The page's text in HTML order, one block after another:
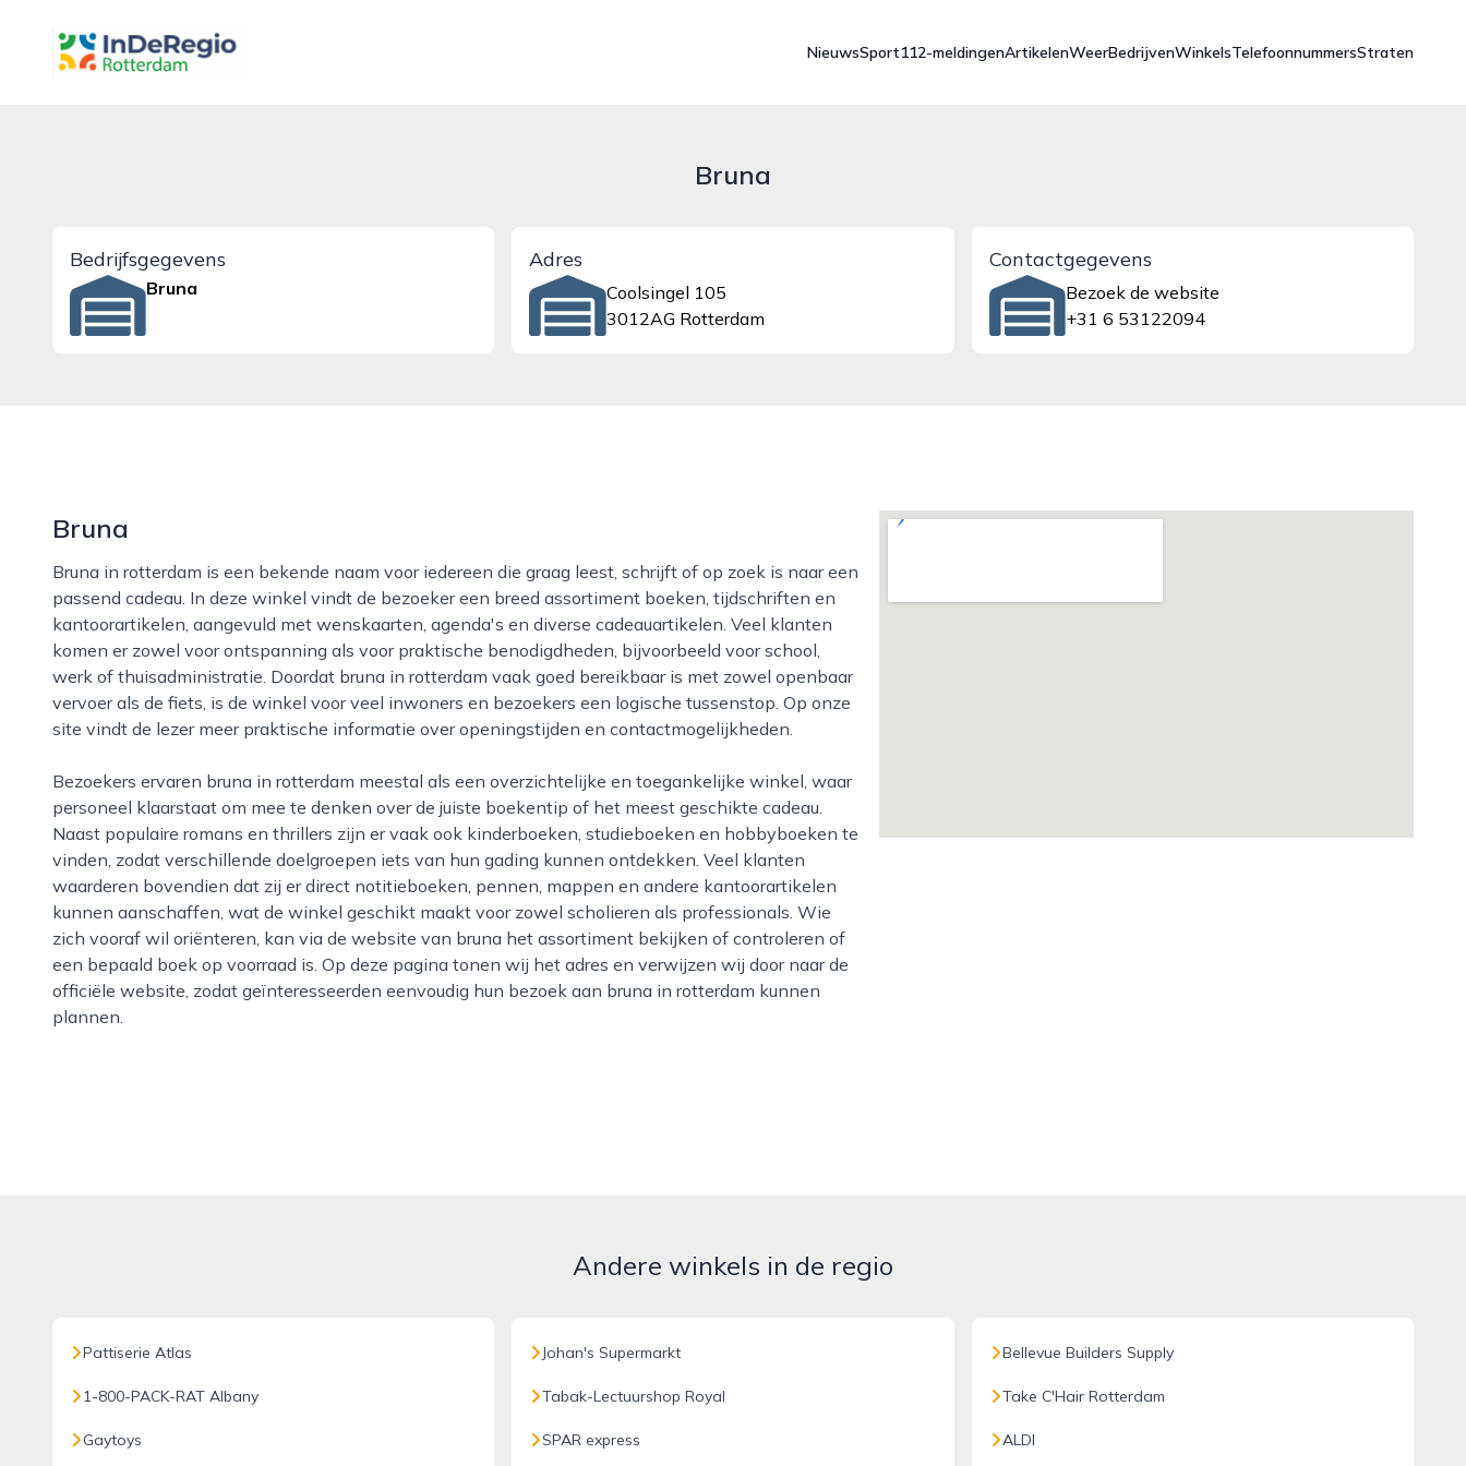
inderegiorotterdam.nl
NieuwsSport112-meldingenArtikelenWeerBedrijvenWinkelsTelefoonnummersStraten
Bruna
Bedrijfsgegevens
Bruna
Adres
Coolsingel 105
3012AG Rotterdam
Contactgegevens
Bezoek de website
+31 6 53122094
Bruna
Bruna in rotterdam is een bekende naam voor iedereen die graag leest, schrijft of op zoek is naar een
passend cadeau. In deze winkel vindt de bezoeker een breed assortiment boeken, tijdschriften en
kantoorartikelen, aangevuld met wenskaarten, agenda's en diverse cadeauartikelen. Veel klanten
komen er zowel voor ontspanning als voor praktische benodigdheden, bijvoorbeeld voor school,
werk of thuisadministratie. Doordat bruna in rotterdam vaak goed bereikbaar is met zowel openbaar
vervoer als de fiets, is de winkel voor veel inwoners en bezoekers een logische tussenstop. Op onze
site vindt de lezer meer praktische informatie over openingstijden en contactmogelijkheden.
Bezoekers ervaren bruna in rotterdam meestal als een overzichtelijke en toegankelijke winkel, waar
personeel klaarstaat om mee te denken over de juiste boekentip of het meest geschikte cadeau.
Naast populaire romans en thrillers zijn er vaak ook kinderboeken, studieboeken en hobbyboeken te
vinden, zodat verschillende doelgroepen iets van hun gading kunnen ontdekken. Veel klanten
waarderen bovendien dat zij er direct notitieboeken, pennen, mappen en andere kantoorartikelen
kunnen aanschaffen, wat de winkel geschikt maakt voor zowel scholieren als professionals. Wie
zich vooraf wil oriënteren, kan via de website van bruna het assortiment bekijken of controleren of
een bepaald boek op voorraad is. Op deze pagina tonen wij het adres en verwijzen wij door naar de
officiële website, zodat geïnteresseerden eenvoudig hun bezoek aan bruna in rotterdam kunnen
plannen.
Andere winkels in de regio
Pattiserie Atlas
1-800-PACK-RAT Albany
Gaytoys
Johan's Supermarkt
Tabak-Lectuurshop Royal
SPAR express
Bellevue Builders Supply
Take C'Hair Rotterdam
ALDI